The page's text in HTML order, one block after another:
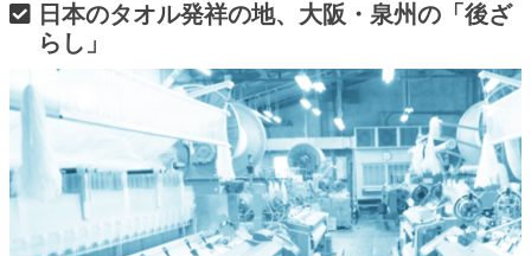
日本のタオル発祥の地、大阪・泉州の「後ざ
らし」